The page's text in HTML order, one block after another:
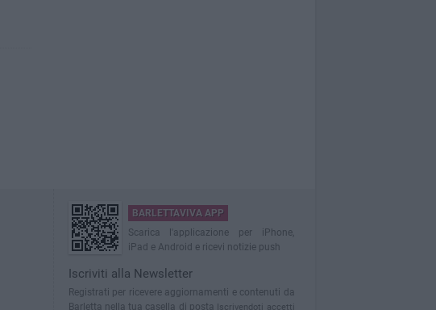
BARLETTAVIVA APP
Scarica l'applicazione per iPhone,
iPad e Android e ricevi notizie push
Iscriviti alla Newsletter
Registrati per ricevere aggiornamenti e contenuti da
Barletta nella tua casella di posta Iscrivendoti accetti